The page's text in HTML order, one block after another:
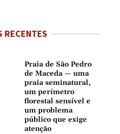
RECENTES
Praia de São Pedro
de Maceda — uma
praia seminatural,
um perímetro
florestal sensível e
um problema
público que exige
atenção